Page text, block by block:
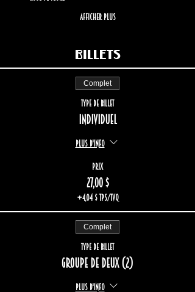
Afficher plus
Billets
Complet
Type de billet
Individuel
Plus d'info
Prix
27,00 $
+4,04 $ TPS/TVQ
Complet
Type de billet
Groupe de deux (2)
Plus d'info